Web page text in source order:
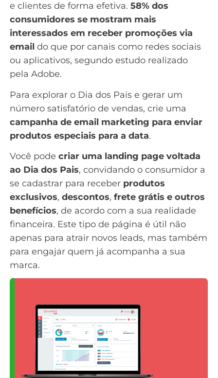
e clientes de forma efetiva. 58% dos
consumidores se mostram mais
interessados em receber promoções via
email do que por canais como redes sociais
ou aplicativos, segundo estudo realizado
pela Adobe.
Para explorar o Dia dos Pais e gerar um
número satisfatório de vendas, crie uma
campanha de email marketing para enviar
produtos especiais para a data.
Você pode criar uma landing page voltada
ao Dia dos Pais, convidando o consumidor a
se cadastrar para receber produtos
exclusivos, descontos, frete grátis e outros
benefícios, de acordo com a sua realidade
financeira. Este tipo de página é útil não
apenas para atrair novos leads, mas também
para engajar quem já acompanha a sua
marca.